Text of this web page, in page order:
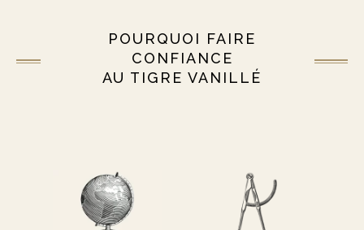
POURQUOI FAIRE
CONFIANCE
AU TIGRE VANILLÉ